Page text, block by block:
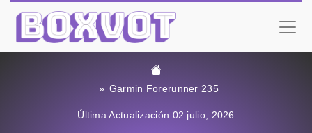
Garmin Forerunner 235
Última Actualización 02 julio, 2026